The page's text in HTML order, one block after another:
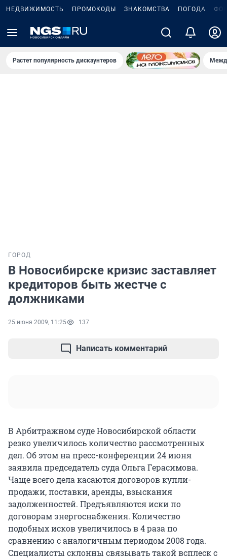
НЕДВИЖИМОСТЬ ПРОМОКОДЫ ЗНАКОМСТВА ПОГОДА
Растет популярность дискаунтеров
ГОРОД
В Новосибирске кризис заставляет
кредиторов быть жестче с
должниками
25 июня 2009, 11:25 137
Написать комментарий
В Арбитражном суде Новосибирской области
резко увеличилось количество рассмотренных
дел. Об этом на пресс-конференции 24 июня
заявила председатель суда Ольга Герасимова.
Чаще всего дела касаются договоров купли-
продажи, поставки, аренды, взыскания
задолженностей. Предъявляются иски по
договорам энергоснабжения. Количество
подобных исков увеличилось в 4 раза по
сравнению с аналогичным периодом 2008 года.
Специалисты склонны связывать такой всплеск с